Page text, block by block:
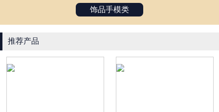
饰品手模类
推荐产品